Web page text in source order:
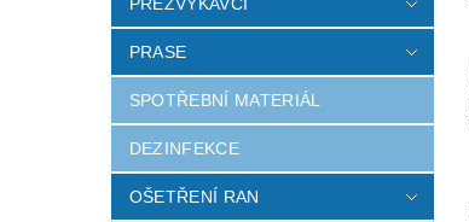
PRASE
SPOTŘEBNÍ MATERIÁL
DEZINFEKCE
OŠETŘENÍ RAN